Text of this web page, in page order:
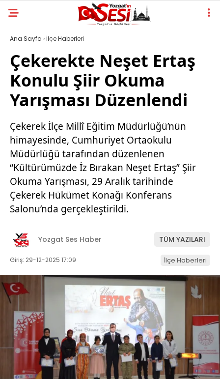
Ana Sayfa › İlçe Haberleri
Çekerekte Neşet Ertaş
Konulu Şiir Okuma
Yarışması Düzenlendi
Çekerek İlçe Millî Eğitim Müdürlüğü’nün
himayesinde, Cumhuriyet Ortaokulu
Müdürlüğü tarafından düzenlenen
“Kültürümüzde İz Bırakan Neşet Ertaş” Şiir
Okuma Yarışması, 29 Aralık tarihinde
Çekerek Hükümet Konağı Konferans
Salonu’nda gerçekleştirildi.
Yozgat Ses Haber TÜM YAZILARI
Giriş: 29-12-2025 17:09 İlçe Haberleri